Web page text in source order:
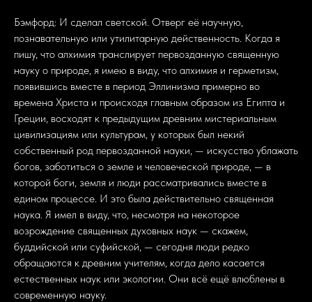
Бэмфорд: И сделал светской. Отверг её научную,
познавательную или утилитарную действенность. Когда я
пишу, что алхимия транслирует первозданную священную
науку о природе, я имею в виду, что алхимия и герметизм,
появившись вместе в период Эллинизма примерно во
времена Христа и происходя главным образом из Египта и
Греции, восходят к предыдущим древним мистериальным
цивилизациям или культурам, у которых был некий
собственный род первозданной науки, — искусство ублажать
богов, заботиться о земле и человеческой природе, — в
которой боги, земля и люди рассматривались вместе в
едином процессе. И это была действительно священная
наука. Я имел в виду, что, несмотря на некоторое
возрождение священных духовных наук — скажем,
буддийской или суфийской, — сегодня люди редко
обращаются к древним учителям, когда дело касается
естественных наук или экологии. Они всё ещё влюблены в
современную науку.